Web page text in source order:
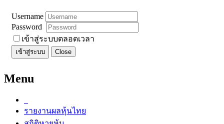
Username
Password
เข้าสู่ระบบตลอดเวลา
เข้าสู่ระบบ Close
Menu
รายงานผลหุ้นไทย